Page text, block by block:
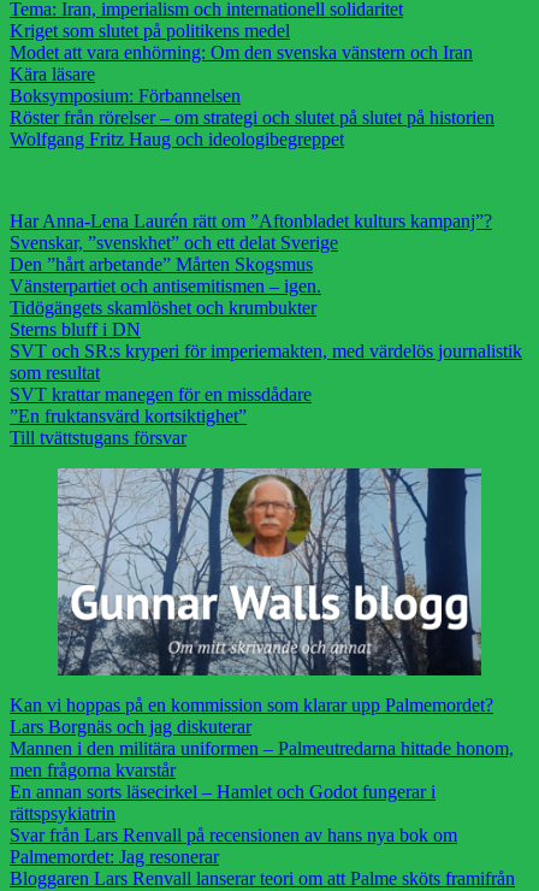
Tema: Iran, imperialism och internationell solidaritet
Kriget som slutet på politikens medel
Modet att vara enhörning: Om den svenska vänstern och Iran
Kära läsare
Boksymposium: Förbannelsen
Röster från rörelser – om strategi och slutet på slutet på historien
Wolfgang Fritz Haug och ideologibegreppet
Har Anna-Lena Laurén rätt om ”Aftonbladet kulturs kampanj”?
Svenskar, ”svenskhet” och ett delat Sverige
Den ”hårt arbetande” Mårten Skogsmus
Vänsterpartiet och antisemitismen – igen.
Tidögängets skamlöshet och krumbukter
Sterns bluff i DN
SVT och SR:s kryperi för imperiemakten, med värdelös journalistik
som resultat
SVT krattar manegen för en missdådare
”En fruktansvärd kortsiktighet”
Till tvättstugans försvar
Kan vi hoppas på en kommission som klarar upp Palmemordet?
Lars Borgnäs och jag diskuterar
Mannen i den militära uniformen – Palmeutredarna hittade honom,
men frågorna kvarstår
En annan sorts läsecirkel – Hamlet och Godot fungerar i
rättspsykiatrin
Svar från Lars Renvall på recensionen av hans nya bok om
Palmemordet: Jag resonerar
Bloggaren Lars Renvall lanserar teori om att Palme sköts framifrån